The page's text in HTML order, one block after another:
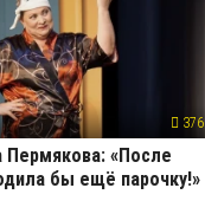
376
Пермякова: «После
бы ещё парочку!»